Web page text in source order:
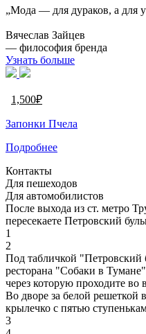
„Мода — для дураков, а для
Вячеслав Зайцев
— философия бренда
Узнать больше
1,500₽
Запонки Пчела
Подробнее
Контакты
Для пешеходов
Для автомобилистов
После выхода из ст. метро
пересекаете Петровский
1
2
Под табличкой "Петровский
ресторана "Собаки в
через которую проходите во
Во дворе за белой решеткой
крылечко с пятью
3